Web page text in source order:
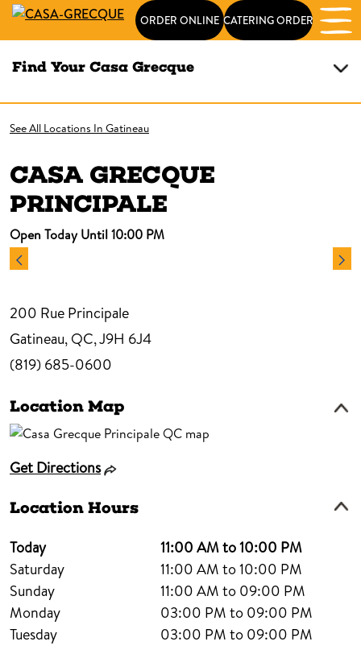
ORDER ONLINE CATERING ORDER
Find Your Casa Grecque
See All Locations In Gatineau
CASA GRECQUE
PRINCIPALE
Open Today Until 10:00 PM
200 Rue Principale
Gatineau, QC, J9H 6J4
(819) 685-0600
Location Map
Get Directions
Location Hours
Today
11:00 AM to 10:00 PM
Saturday
11:00 AM to 10:00 PM
Sunday
11:00 AM to 09:00 PM
Monday
03:00 PM to 09:00 PM
Tuesday
03:00 PM to 09:00 PM